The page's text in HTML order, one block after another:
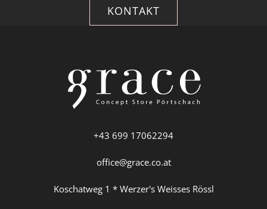
KONTAKT
+43 699 17062294
office@grace.co.at
Koschatweg 1 * Werzer's Weisses Rössl